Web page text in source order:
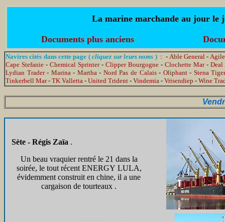
La marine marchande au jour le
Documents plus anciens
Navires cités dans cette page (cliquez sur leurs noms ) : - Able General- Agile
Cape Stefanie - Chemical Sprinter- Clipper Bourgogne - Clochette Mar- Deal
Lydian Trader- Marina- Martha- Nord Pas de Calais- Oliphant- Stena
Tinkerbell Mar- TK Valletta - United Trident - Vindemia - Vrisendiep - Wine
Sète - Régis Zaïa .
Un beau vraquier rentré le 21 dans la
soirée, le tout récent ENERGY LULA,
évidemment construit en chine, il a une
cargaison de tourteaux .